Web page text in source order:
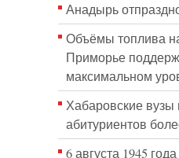
Анадырь
Объёмы топлива
Приморье
максимальном
Хабаровские вузы
абитуриентов
6 августа 1945